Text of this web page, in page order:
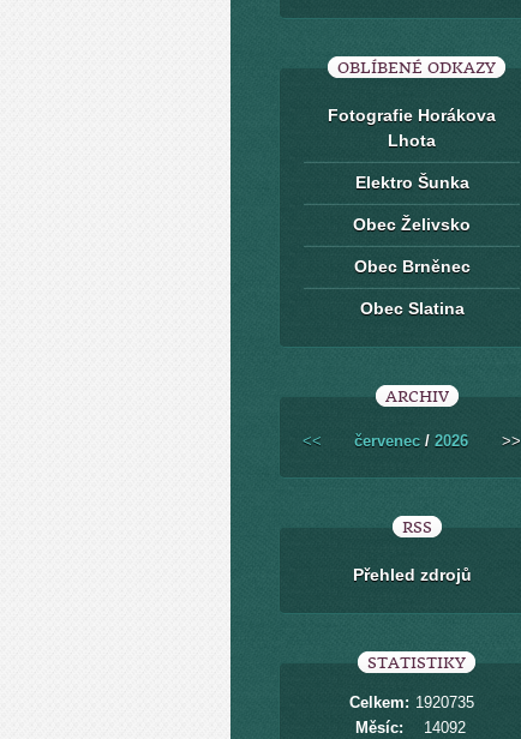
OBLÍBENÉ ODKAZY
Fotografie Horákova
Lhota
Elektro Šunka
Obec Želivsko
Obec Brněnec
Obec Slatina
ARCHIV
<< červenec / 2026 >>
RSS
Přehled zdrojů
STATISTIKY
Celkem: 1920735
Měsíc:
14092